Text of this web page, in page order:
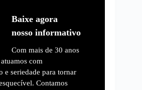
Baixe agora
nosso informativo
Com mais de 30 anos
com
e seriedade para tornar
Contamos